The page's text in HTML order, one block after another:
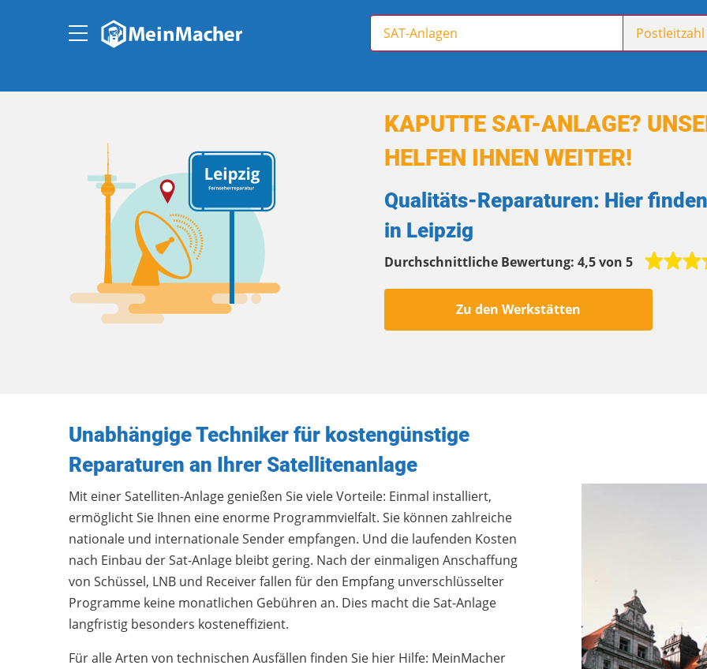
KAPUTTE SAT-ANLAGE?
HELFEN IHNEN WEITER!
Qualitäts-Reparaturen: Hier
in Leipzig
Durchschnittliche Bewertung: 4,5 von 5
Zu den Werkstätten
Unabhängige Techniker für kostengünstige
Reparaturen an Ihrer Satellitenanlage
Mit einer Satelliten-Anlage genießen Sie viele Vorteile: Einmal installiert,
ermöglicht Sie Ihnen eine enorme Programmvielfalt. Sie können zahlreiche
nationale und internationale Sender empfangen. Und die laufenden Kosten
nach Einbau der Sat-Anlage bleibt gering. Nach der einmaligen Anschaffung
von Schüssel, LNB und Receiver fallen für den Empfang unverschlüsselter
Programme keine monatlichen Gebühren an. Dies macht die Sat-Anlage
langfristig besonders kosteneffizient.
Für alle Arten von technischen Ausfällen finden Sie hier Hilfe: MeinMacher